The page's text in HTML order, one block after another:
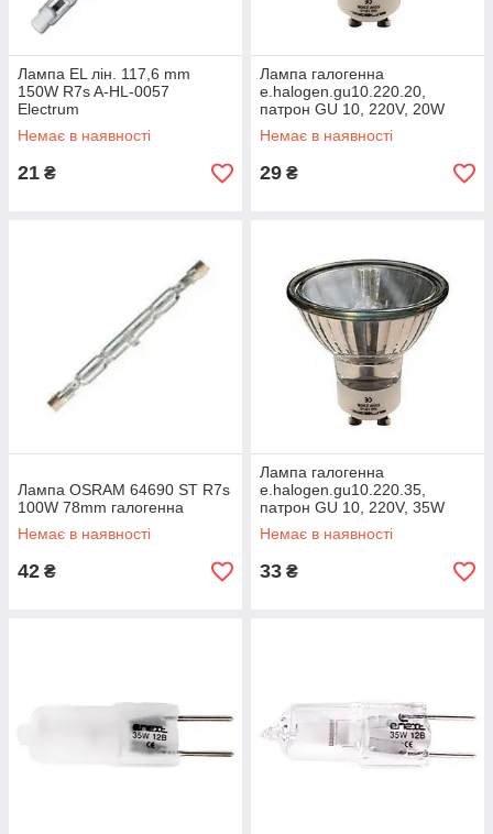
Лампа EL лін. 117,6 mm
150W R7s A-HL-0057
Electrum
Немає в наявності
21 ₴
Лампа галогенна
e.halogen.gu10.220.20,
патрон GU 10, 220V, 20W
Немає в наявності
29 ₴
Лампа OSRAM 64690 ST R7s
100W 78mm галогенна
Немає в наявності
42 ₴
Лампа галогенна
e.halogen.gu10.220.35,
патрон GU 10, 220V, 35W
Немає в наявності
33 ₴